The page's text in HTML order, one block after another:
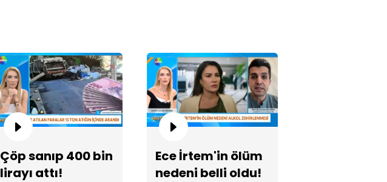
Kahramanmaraş okul
saldırısında 6 dakika detayı!
Çöp sanıp 400 bin
lirayı attı!
Ece İrtem'in ölüm
nedeni belli oldu!